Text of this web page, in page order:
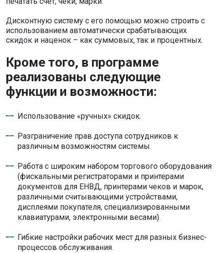
Дисконтную систему с его помощью можно строить с
использованием автоматически срабатывающих
скидок и наценок – как суммовых, так и процентных.
Кроме того, в программе
реализованы следующие
функции и возможности:
Использование «ручных» скидок.
Разграничение прав доступа сотрудников к
различным возможностям системы.
Работа с широким набором торгового оборудования
(фискальными регистраторами и принтерами
документов для ЕНВД, принтерами чеков и марок,
различными считывающими устройствами,
дисплеями покупателя, специализированными
клавиатурами, электронными весами).
Гибкие настройки рабочих мест для разных бизнес-
процессов обслуживания.